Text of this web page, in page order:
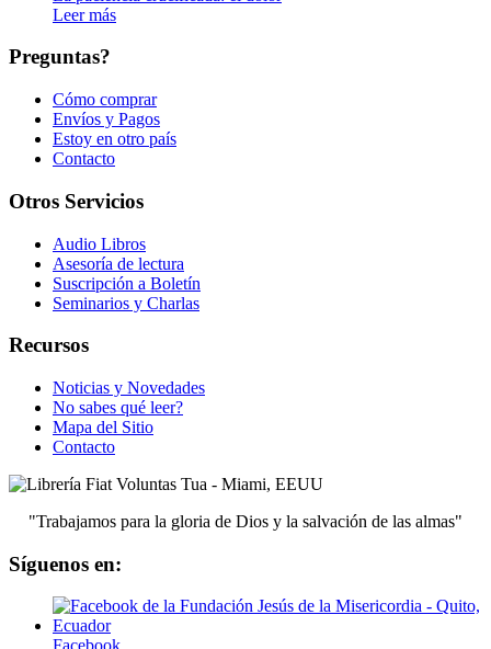
Leer más
Preguntas?
Cómo comprar
Envíos y Pagos
Estoy en otro país
Contacto
Otros Servicios
Audio Libros
Asesoría de lectura
Suscripción a Boletín
Seminarios y Charlas
Recursos
Noticias y Novedades
No sabes qué leer?
Mapa del Sitio
Contacto
"Trabajamos para la gloria de Dios y la salvación de las almas"
Síguenos en: